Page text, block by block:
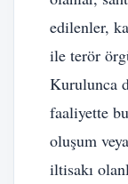
edilenler,
ile terör
Kurulunca
faaliyette
oluşum
iltisakı